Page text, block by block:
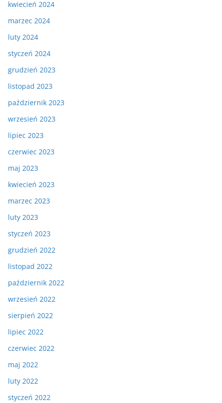
kwiecień 2024
marzec 2024
luty 2024
styczeń 2024
grudzień 2023
listopad 2023
październik 2023
wrzesień 2023
lipiec 2023
czerwiec 2023
maj 2023
kwiecień 2023
marzec 2023
luty 2023
styczeń 2023
grudzień 2022
listopad 2022
październik 2022
wrzesień 2022
sierpień 2022
lipiec 2022
czerwiec 2022
maj 2022
luty 2022
styczeń 2022